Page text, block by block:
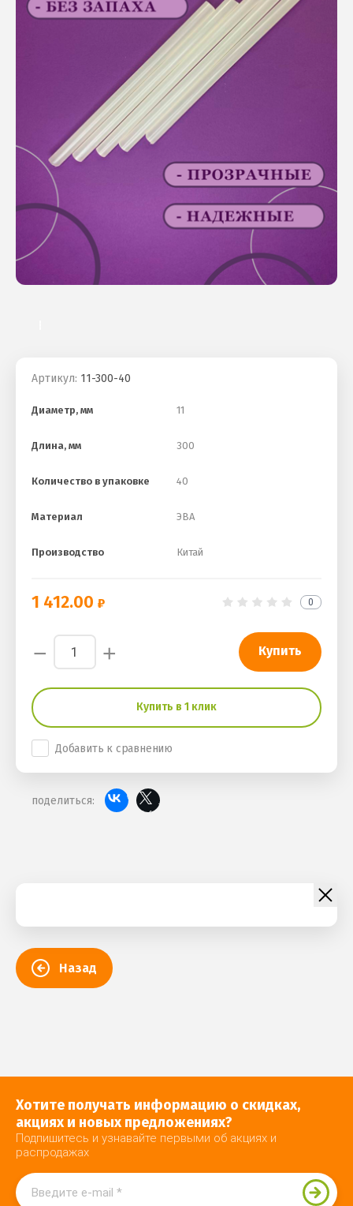
Артикул: 11-300-40
Диаметр, мм 11
Длина, мм 300
Количество в упаковке 40
Материал ЭВА
Производство Китай
1 412.00 0
− + Купить
Купить в 1 клик
Добавить к сравнению
поделиться:
Назад
Хотите получать информацию о скидках,
акциях и новых предложениях?
Подпишитесь и узнавайте первыми об акциях и
распродажах